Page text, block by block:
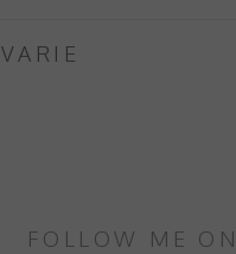
VARIE
FOLLOW ME ON